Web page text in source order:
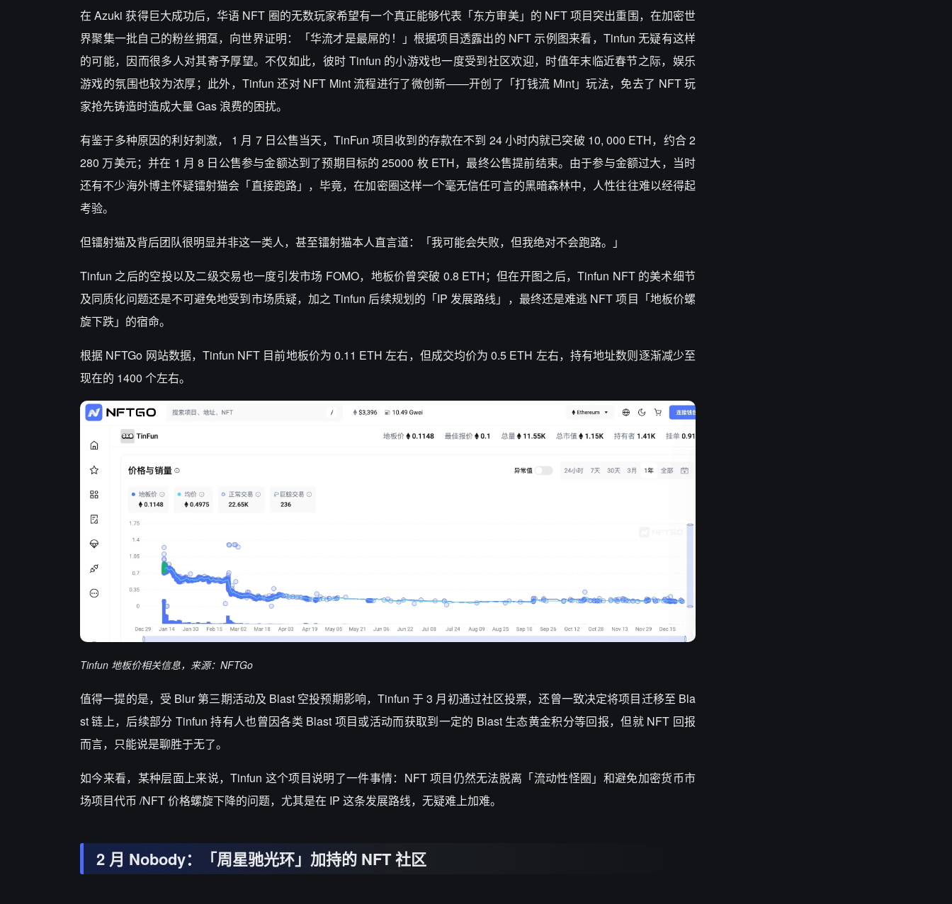
在 Azuki 获得巨大成功后，华语 NFT 圈的无数玩家希望有一个真正能够代表「东方审美」的 NFT 项目突出重围，在加密世
界聚集一批自己的粉丝拥趸，向世界证明：「华流才是最屌的！」根据项目透露出的 NFT 示例图来看，Tinfun 无疑有这样
的可能，因而很多人对其寄予厚望。不仅如此，彼时 Tinfun 的小游戏也一度受到社区欢迎，时值年末临近春节之际，娱乐
游戏的氛围也较为浓厚；此外，Tinfun 还对 NFT Mint 流程进行了微创新——开创了「打钱流 Mint」玩法，免去了 NFT 玩
家抢先铸造时造成大量 Gas 浪费的困扰。
有鉴于多种原因的利好刺激， 1 月 7 日公售当天，TinFun 项目收到的存款在不到 24 小时内就已突破 10, 000 ETH，约合 2
280 万美元；并在 1 月 8 日公售参与金额达到了预期目标的 25000 枚 ETH，最终公售提前结束。由于参与金额过大，当时
还有不少海外博主怀疑镭射猫会「直接跑路」，毕竟，在加密圈这样一个毫无信任可言的黑暗森林中，人性往往难以经得起
考验。
但镭射猫及背后团队很明显并非这一类人，甚至镭射猫本人直言道：「我可能会失败，但我绝对不会跑路。」
Tinfun 之后的空投以及二级交易也一度引发市场 FOMO，地板价曾突破 0.8 ETH；但在开图之后，Tinfun NFT 的美术细节
及同质化问题还是不可避免地受到市场质疑，加之 Tinfun 后续规划的「IP 发展路线」，最终还是难逃 NFT 项目「地板价螺
旋下跌」的宿命。
根据 NFTGo 网站数据，Tinfun NFT 目前地板价为 0.11 ETH 左右，但成交均价为 0.5 ETH 左右，持有地址数则逐渐减少至
现在的 1400 个左右。
Tinfun 地板价相关信息，来源：NFTGo
值得一提的是，受 Blur 第三期活动及 Blast 空投预期影响，Tinfun 于 3 月初通过社区投票，还曾一致决定将项目迁移至 Bla
st 链上，后续部分 Tinfun 持有人也曾因各类 Blast 项目或活动而获取到一定的 Blast 生态黄金积分等回报，但就 NFT 回报
而言，只能说是聊胜于无了。
如今来看，某种层面上来说，Tinfun 这个项目说明了一件事情：NFT 项目仍然无法脱离「流动性怪圈」和避免加密货币市
场项目代币 /NFT 价格螺旋下降的问题，尤其是在 IP 这条发展路线，无疑难上加难。
2 月 Nobody：「周星驰光环」加持的 NFT 社区